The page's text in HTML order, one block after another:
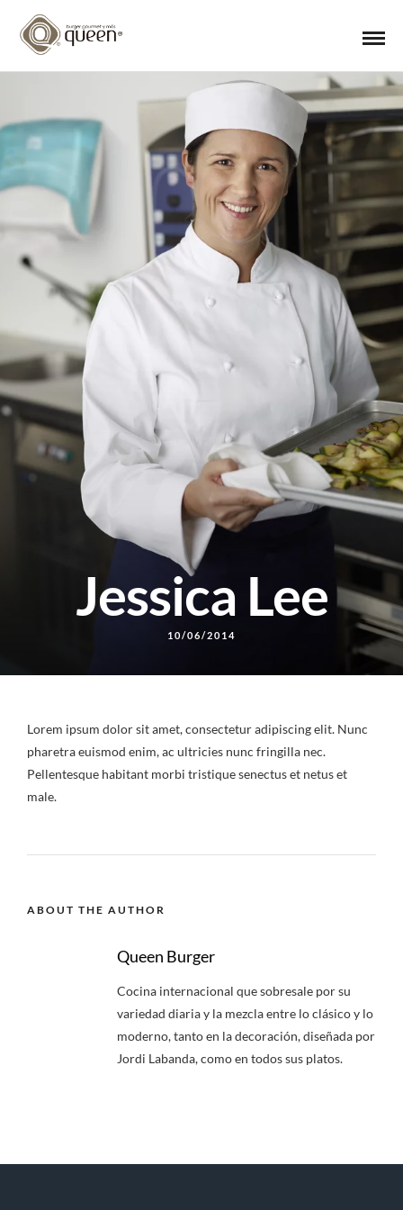
Jessica Lee
10/06/2014
Lorem ipsum dolor sit amet, consectetur adipiscing elit. Nunc
pharetra euismod enim, ac ultricies nunc fringilla nec.
Pellentesque habitant morbi tristique senectus et netus et
male.
ABOUT THE AUTHOR
Queen Burger
Cocina internacional que sobresale por su
variedad diaria y la mezcla entre lo clásico y lo
moderno, tanto en la decoración, diseñada por
Jordi Labanda, como en todos sus platos.